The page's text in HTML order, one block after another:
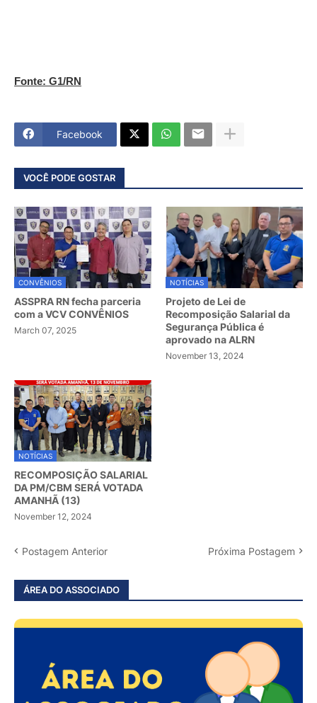
Fonte: G1/RN
Facebook
VOCÊ PODE GOSTAR
CONVÊNIOS
ASSPRA RN fecha parceria
com a VCV CONVÊNIOS
March 07, 2025
NOTÍCIAS
Projeto de Lei de
Recomposição Salarial da
Segurança Pública é
aprovado na ALRN
November 13, 2024
NOTÍCIAS
RECOMPOSIÇÃO SALARIAL
DA PM/CBM SERÁ VOTADA
AMANHÃ (13)
November 12, 2024
Postagem Anterior Próxima Postagem
ÁREA DO ASSOCIADO